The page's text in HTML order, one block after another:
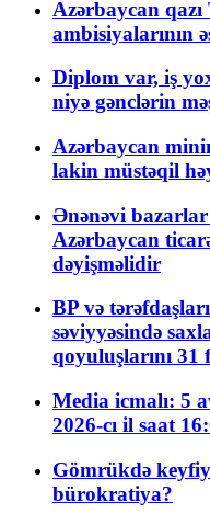
Azərbaycan
ambisiyalarının
Diplom var, iş
niyə gənclərin
Azərbaycan
lakin müstəqil
Ənənəvi bazarlar
Azərbaycan
dəyişməlidir
BP və
səviyyəsində
qoyuluşlarını 31
Media icmalı: 5
2026-cı il saat
Gömrükdə
bürokratiya?